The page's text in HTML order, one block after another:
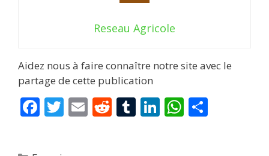
Reseau Agricole
Aidez nous à faire connaître notre site avec le
partage de cette publication
F
ac
T
w
E
m
R
e
T
u
Li
n
W
h